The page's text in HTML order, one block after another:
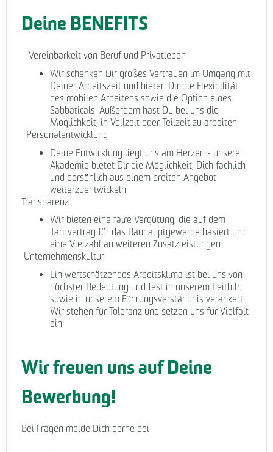
Deine BENEFITS
Vereinbarkeit von Beruf und Privatleben
Wir schenken Dir großes Vertrauen im Umgang mit
Deiner Arbeitszeit und bieten Dir die Flexibilität
des mobilen Arbeitens sowie die Option eines
Sabbaticals. Außerdem hast Du bei uns die
Möglichkeit, in Vollzeit oder Teilzeit zu arbeiten.
Personalentwicklung
Deine Entwicklung liegt uns am Herzen - unsere
Akademie bietet Dir die Möglichkeit, Dich fachlich
und persönlich aus einem breiten Angebot
weiterzuentwickeln
Transparenz
Wir bieten eine faire Vergütung, die auf dem
Tarifvertrag für das Bauhauptgewerbe basiert und
eine Vielzahl an weiteren Zusatzleistungen.
Unternehmenskultur
Ein wertschätzendes Arbeitsklima ist bei uns von
höchster Bedeutung und fest in unserem Leitbild
sowie in unserem Führungsverständnis verankert.
Wir stehen für Toleranz und setzen uns für Vielfalt
ein.
Wir freuen uns auf Deine
Bewerbung!
Bei Fragen melde Dich gerne bei